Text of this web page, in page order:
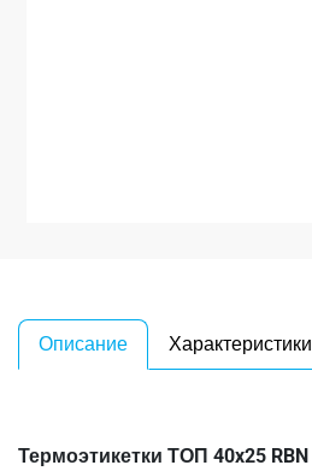
Описание Характеристики
Термоэтикетки ТОП 40x25 RBN